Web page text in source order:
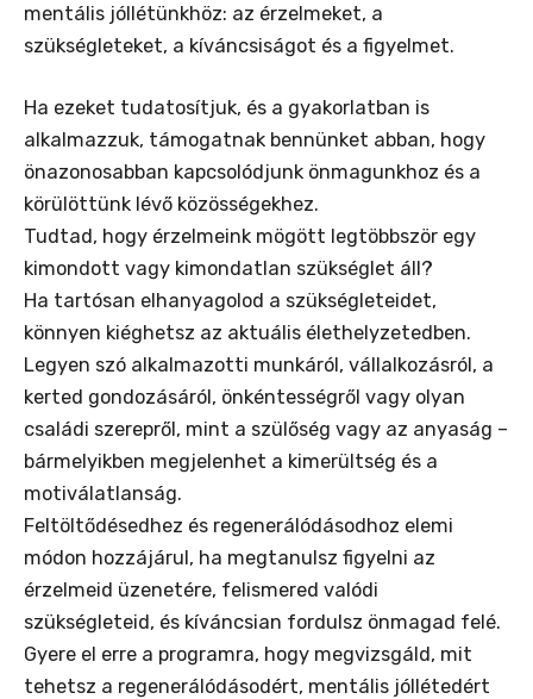
mentális jóllétünkhöz: az érzelmeket, a
szükségleteket, a kíváncsiságot és a figyelmet.
Ha ezeket tudatosítjuk, és a gyakorlatban is
alkalmazzuk, támogatnak bennünket abban, hogy
önazonosabban kapcsolódjunk önmagunkhoz és a
körülöttünk lévő közösségekhez.
Tudtad, hogy érzelmeink mögött legtöbbször egy
kimondott vagy kimondatlan szükséglet áll?
Ha tartósan elhanyagolod a szükségleteidet,
könnyen kiéghetsz az aktuális élethelyzetedben.
Legyen szó alkalmazotti munkáról, vállalkozásról, a
kerted gondozásáról, önkéntességről vagy olyan
családi szerepről, mint a szülőség vagy az anyaság –
bármelyikben megjelenhet a kimerültség és a
motiválatlanság.
Feltöltődésedhez és regenerálódásodhoz elemi
módon hozzájárul, ha megtanulsz figyelni az
érzelmeid üzenetére, felismered valódi
szükségleteid, és kíváncsian fordulsz önmagad felé.
Gyere el erre a programra, hogy megvizsgáld, mit
tehetsz a regenerálódásodért, mentális jóllétedért